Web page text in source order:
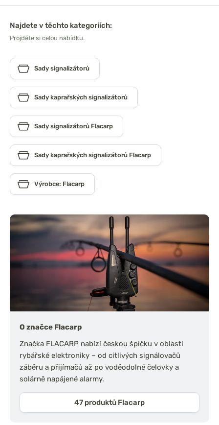
Najdete v těchto kategoriích:
Projděte si celou nabídku.
Sady signalizátorů
Sady kaprařských signalizátorů
Sady signalizátorů Flacarp
Sady kaprařských signalizátorů Flacarp
Výrobce: Flacarp
O značce Flacarp
Značka FLACARP nabízí českou špičku v oblasti
rybářské elektroniky – od citlivých signálovačů
záběru a přijímačů až po voděodolné čelovky a
solárně napájené alarmy.
47 produktů Flacarp